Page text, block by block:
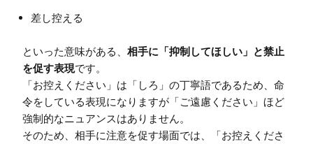
差し控える
といった意味がある、 相手に「抑制してほしい」と禁止
を促す表現です。
「お控えください」は「しろ」の丁寧語であるため、命
令をしている表現になりますが「ご遠慮ください」ほど
強制的なニュアンスはありません。
そのため、相手に注意を促す場面では、「お控えくださ